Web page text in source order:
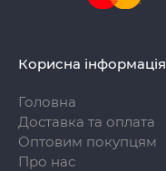
Корисна інформація
Головна
Доставка та оплата
Оптовим покупцям
Про нас